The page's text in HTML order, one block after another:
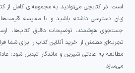
است. در کتابچی می‌توانید به مجموعه‌ای کامل از
زبان دسترسی داشته باشید و با مقایسه
جستجوی هوشمند، توضیحات دقیق کتاب‌ها،
تجربه‌ای مطمئن از خرید آنلاین کتاب را برای شما
مطالعه به عادتی شیرین و ماندگار تبدیل شود؛
می‌سازد.